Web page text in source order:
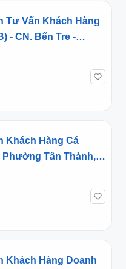
Tư Vấn Khách Hàng
- CN. Bến Tre -
Vĩnh Long
Khách Hàng Cá
Phường Tân Thành,
Khách Hàng Doanh